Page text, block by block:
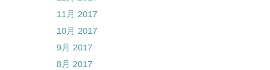
11月 2017
10月 2017
9月 2017
8月 2017